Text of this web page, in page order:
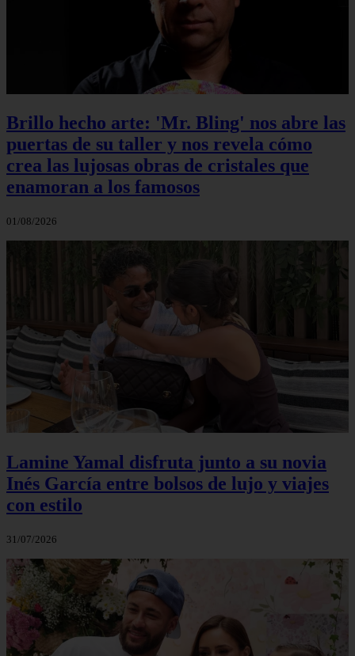
Brillo hecho arte: 'Mr. Bling' nos abre las
puertas de su taller y nos revela cómo
crea las lujosas obras de cristales que
enamoran a los famosos
01/08/2026
Lamine Yamal disfruta junto a su novia
Inés García entre bolsos de lujo y viajes
con estilo
31/07/2026